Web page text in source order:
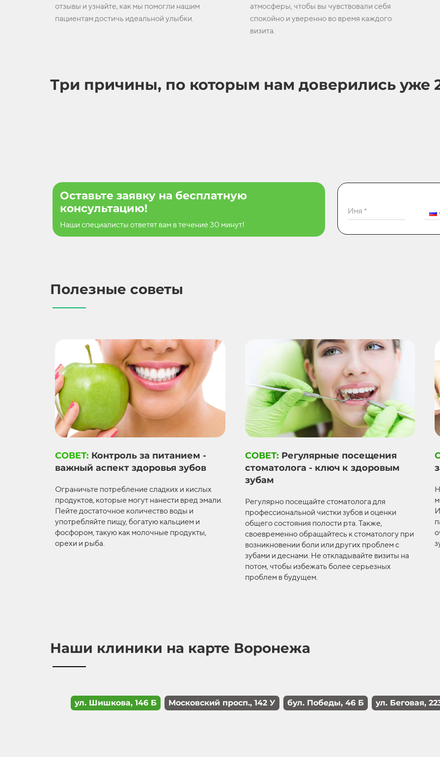
отзывы и узнайте, как мы помогли нашим
пациентам достичь идеальной улыбки.
атмосферы, чтобы вы чувствовали себя
спокойно и уверенно во время каждого
визита.
Три причины, по которым нам доверились уже
Оставьте заявку на бесплатную
консультацию!
Наши специалисты ответят вам в течение 30 минут!
Имя *
Полезные советы
СОВЕТ: Контроль за питанием -
важный аспект здоровья зубов
Ограничьте потребление сладких и кислых
продуктов, которые могут нанести вред эмали.
Пейте достаточное количество воды и
употребляйте пищу, богатую кальцием и
фосфором, такую как молочные продукты,
орехи и рыба.
СОВЕТ: Регулярные посещения
стоматолога - ключ к здоровым
зубам
Регулярно посещайте стоматолога для
профессиональной чистки зубов и оценки
общего состояния полости рта. Также,
своевременно обращайтесь к стоматологу при
возникновении боли или других проблем с
зубами и деснами. Не откладывайте визиты на
потом, чтобы избежать более серьезных
проблем в будущем.
Наши клиники на карте Воронежа
ул. Шишкова, 146 Б Московский просп., 142 У бул. Победы, 46 Б ул. Беговая,